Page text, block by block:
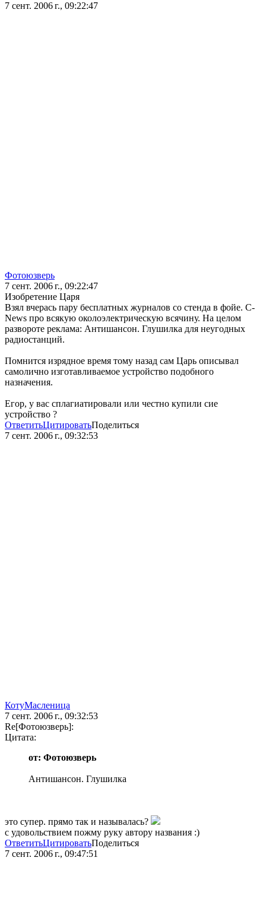
7 сент. 2006 г., 09:22:47
Фотоюзверь
7 сент. 2006 г., 09:22:47
Изобретение Царя
Взял вчерась пару бесплатных журналов со стенда в фойе. C-
News про всякую околоэлектрическую всячину. На целом
развороте реклама: Антишансон. Глушилка для неугодных
радиостанций.
Помнится изрядное время тому назад сам Царь описывал
самолично изготавливаемое устройство подобного
назначения.
Егор, у вас сплагиатировали или честно купили сие
устройство ?
ОтветитьЦитироватьПоделиться
7 сент. 2006 г., 09:32:53
КотуМасленица
7 сент. 2006 г., 09:32:53
Re[Фотоюзверь]:
Цитата:
от: Фотоюзверь
Антишансон. Глушилка
это супер. прямо так и называлась?
с удовольствием пожму руку автору названия :)
ОтветитьЦитироватьПоделиться
7 сент. 2006 г., 09:47:51